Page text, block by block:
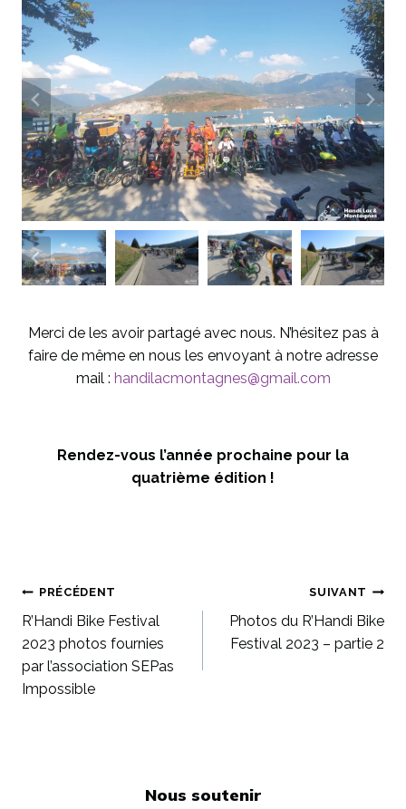
Merci de les avoir partagé avec nous. N’hésitez pas à
faire de même en nous les envoyant à notre adresse
mail : handilacmontagnes@gmail.com
Rendez-vous l’année prochaine pour la
quatrième édition !
Navigation
de
l’article
PRÉCÉDENT
R’Handi Bike Festival
2023 photos fournies
par l’association SEPas
Impossible
SUIVANT
Photos du R’Handi Bike
Festival 2023 – partie 2
Nous soutenir